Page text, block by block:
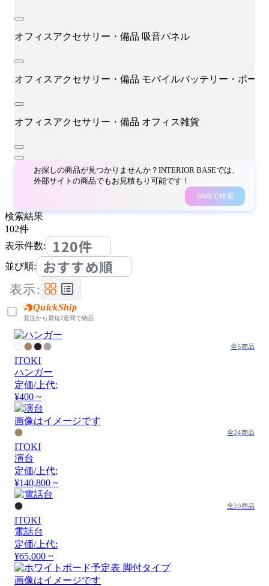
オフィスアクセサリー・備品 吸音パネル
オフィスアクセサリー・備品 モバイルバッテリー・ポー
オフィスアクセサリー・備品 オフィス雑貨
お探しの商品が見つかりませんか？INTERIOR BASEでは、
外部サイトの商品でもお見積もり可能です！
Webで検索
検索結果
102件
表示件数:
120件
並び順: おすすめ順
表示:
QuickShip
発注から最短2週間で納品
全6商品
ITOKI
ハンガー
定価/上代:
¥400 ~
画像はイメージです
全24商品
ITOKI
演台
定価/上代:
¥140,800 ~
全20商品
ITOKI
電話台
定価/上代:
¥65,000 ~
画像はイメージです